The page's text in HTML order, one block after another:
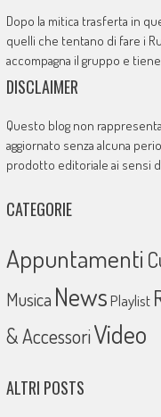
Dopo la mitica trasferta in
quelli che tentano di fare i
accompagna il gruppo e
DISCLAIMER
Questo blog non
aggiornato senza alcuna
prodotto editoriale ai sensi
CATEGORIE
Appuntamenti
Musica NewsPlaylist
& AccessoriVideo
ALTRI POSTS